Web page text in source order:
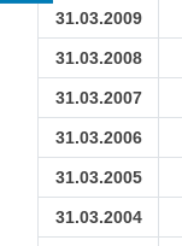
31.03.2009
31.03.2008
31.03.2007
31.03.2006
31.03.2005
31.03.2004